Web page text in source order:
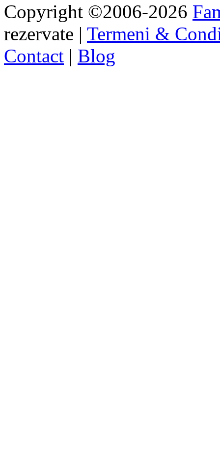
Copyright ©2006-2026
rezervate | Termeni &
Contact | Blog